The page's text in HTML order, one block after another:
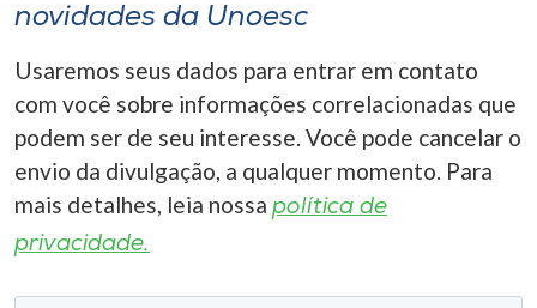
novidades da Unoesc
Usaremos seus dados para entrar em contato
com você sobre informações correlacionadas que
podem ser de seu interesse. Você pode cancelar o
envio da divulgação, a qualquer momento. Para
mais detalhes, leia nossa política de
privacidade.